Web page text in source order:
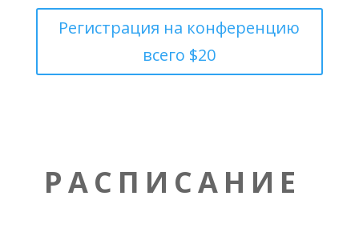
Регистрация на конференцию
всего $20
РАСПИСАНИЕ